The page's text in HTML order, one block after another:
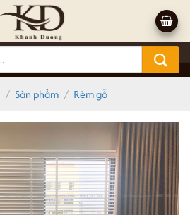
/ Sản phẩm / Rèm gỗ